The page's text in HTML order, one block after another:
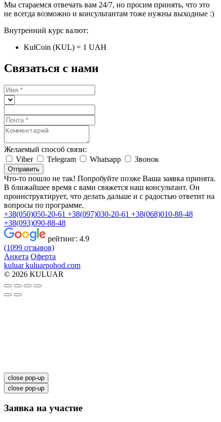
Мы стараемся отвечать вам 24/7, но просим принять, что это
не всегда возможно и консультантам тоже нужны выходные :)
Внутренний курс валют:
KulCoin (KUL) = 1 UAH
Связаться с нами
Желаемый способ связи:
Viber
Telegram Whatsapp Звонок
Отправить
Что-то пошло не так! Попробуйте позже Ваша заявка принята.
В ближайшее время с вами свяжется наш консультант. Он
проинструктирует, что делать дальше и с радостью ответит на
вопросы по программе.
+38(050)050-20-61 +38(097)030-20-61 +38(068)010-88-48
+38(093)090-88-48
рейтинг: 4.9
(1099 отзывов)
Анкета Оферта
kuluar kuluarpohod.com
© 2026 KULUAR
close pop-up
close pop-up
Заявка на участие